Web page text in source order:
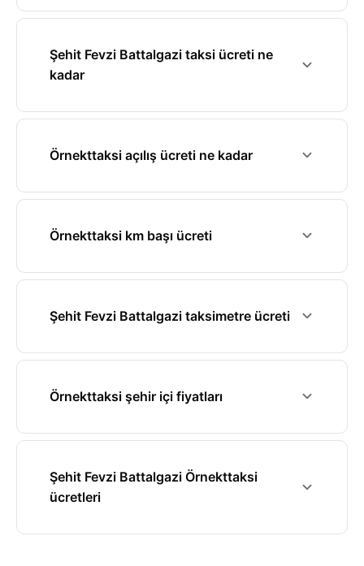
Şehit Fevzi Battalgazi taksi ücreti ne
kadar
Örnekttaksi açılış ücreti ne kadar
Örnekttaksi km başı ücreti
Şehit Fevzi Battalgazi taksimetre ücreti
Örnekttaksi şehir içi fiyatları
Şehit Fevzi Battalgazi Örnekttaksi
ücretleri